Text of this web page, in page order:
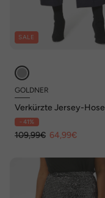
SALE
GOLDNER
Verkürzte Jersey-Hose
VERA mit Biesen
- 41%
109,99€ 64,99€